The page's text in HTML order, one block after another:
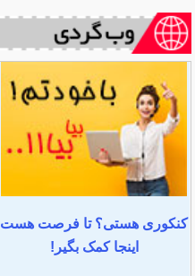
کنکوری هستی؟ تا فرصت هست
اینجا کمک بگیر!